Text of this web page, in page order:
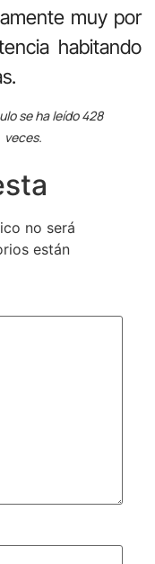
muy por
habitando
se ha leído 428
veces.
no será
están